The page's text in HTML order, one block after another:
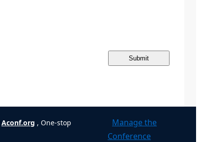
Submit
Aconf.org , One-stop
Manage the
Conference